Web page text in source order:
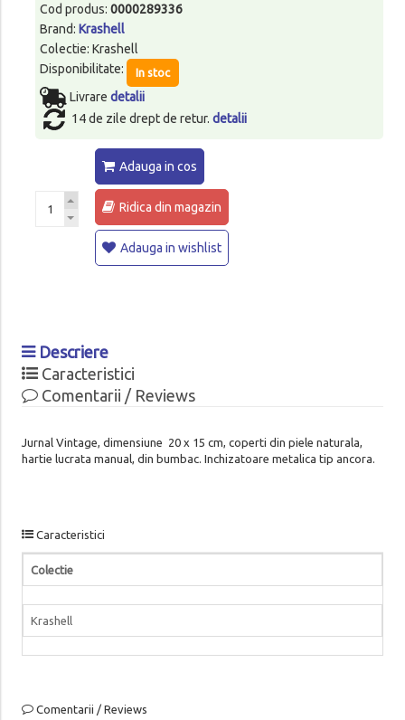
Cod produs: 0000289336
Brand: Krashell
Colectie: Krashell
Disponibilitate:
In stoc
Livrare detalii
14 de zile drept de retur. detalii
Adauga in cos
Ridica din magazin
Adauga in wishlist
Descriere
Caracteristici
Comentarii / Reviews
Jurnal Vintage, dimensiune 20 x 15 cm, coperti din piele naturala,
hartie lucrata manual, din bumbac. Inchizatoare metalica tip ancora.
Caracteristici
Colectie
Krashell
Comentarii / Reviews